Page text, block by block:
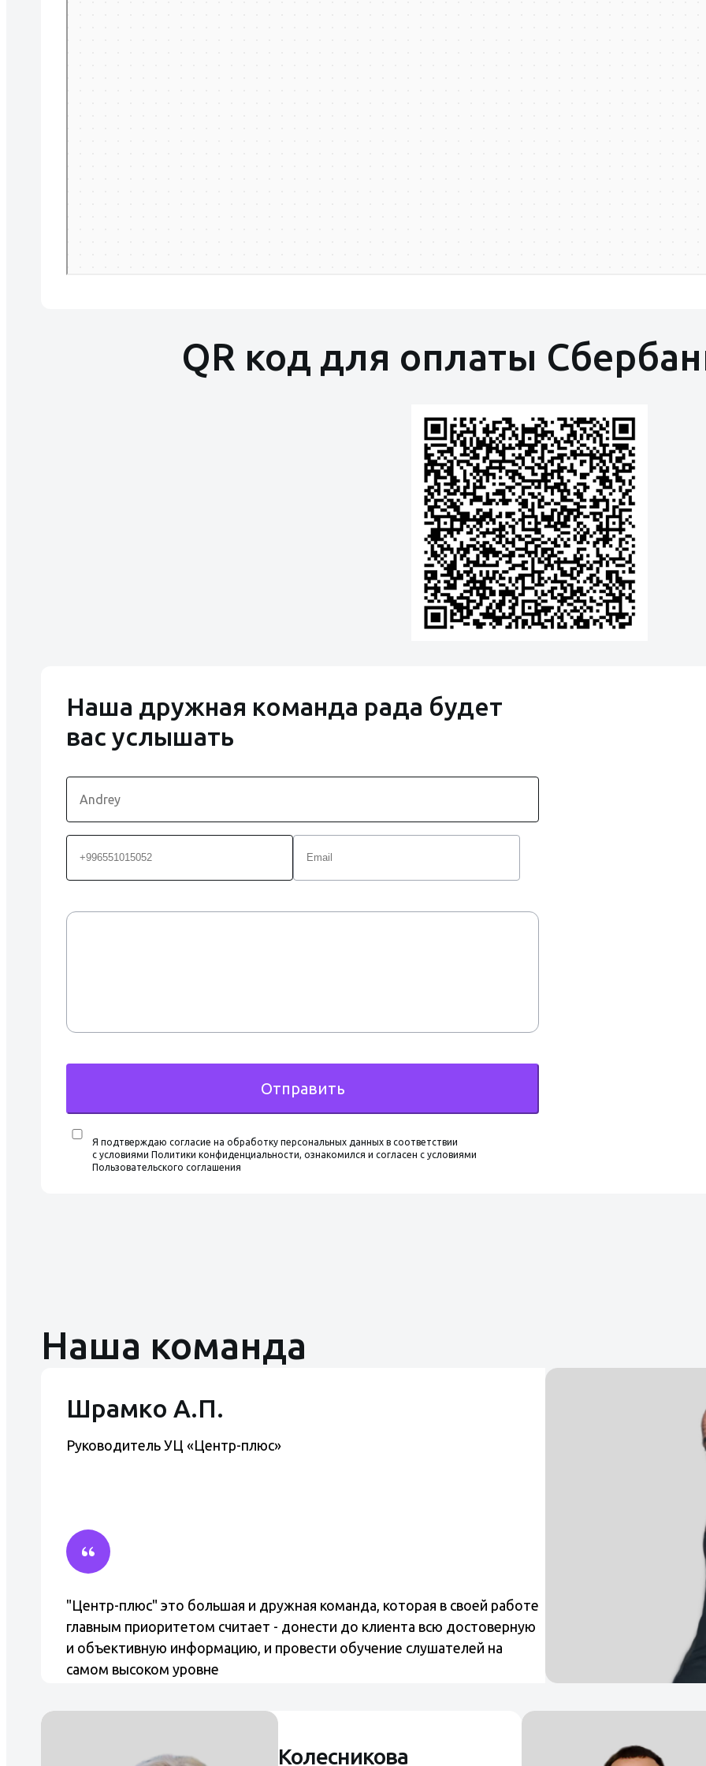
QR код для оплаты
Наша дружная команда рада будет
вас услышать
Отправить
Я подтверждаю согласие на обработку персональных данных в соответствии
с условиями Политики конфиденциальности, ознакомился и согласен с условиями
Пользовательского соглашения
Наша команда
Шрамко А.П.
Руководитель УЦ «Центр-плюс»
"Центр-плюс" это большая и дружная команда, которая в своей работе
главным приоритетом считает - донести до клиента всю достоверную
и объективную информацию, и провести обучение слушателей на
самом высоком уровне
Колесникова